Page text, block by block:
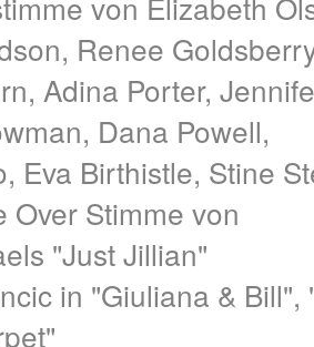
Renee
Adina Porter,
Dana Powell,
Eva Birthistle, Stine
Over Stimme von
"Just Jillian"
in "Giuliana &